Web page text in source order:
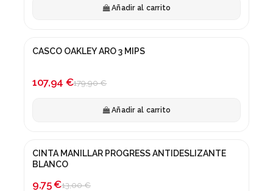
Añadir al carrito
¡En oferta!
CASCO OAKLEY ARO 3 MIPS
107,94 €179,90 €
Añadir al carrito
¡En oferta!
CINTA MANILLAR PROGRESS ANTIDESLIZANTE
BLANCO
9,75 €13,00 €